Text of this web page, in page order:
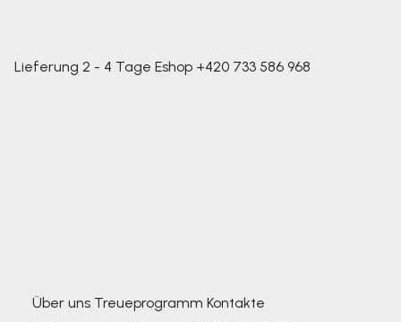
Lieferung 2 - 4 Tage Eshop +420 733 586 968
Über uns Treueprogramm Kontakte